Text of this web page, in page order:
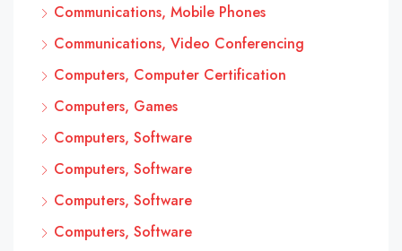
Communications, Mobile Phones
Communications, Video Conferencing
Computers, Computer Certification
Computers, Games
Computers, Software
Computers, Software
Computers, Software
Computers, Software